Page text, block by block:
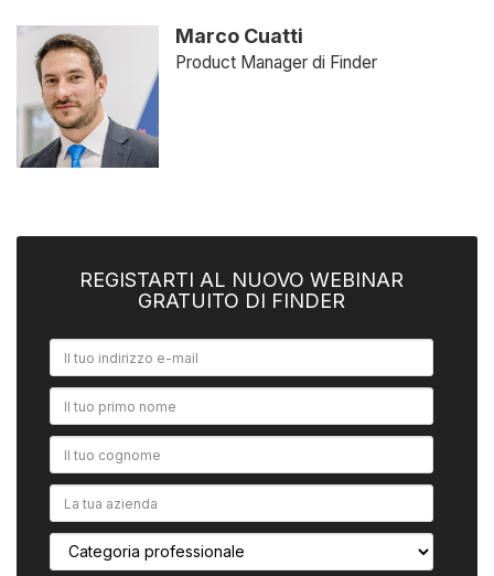
Marco Cuatti
Product Manager di Finder
REGISTARTI AL NUOVO WEBINAR
GRATUITO DI FINDER